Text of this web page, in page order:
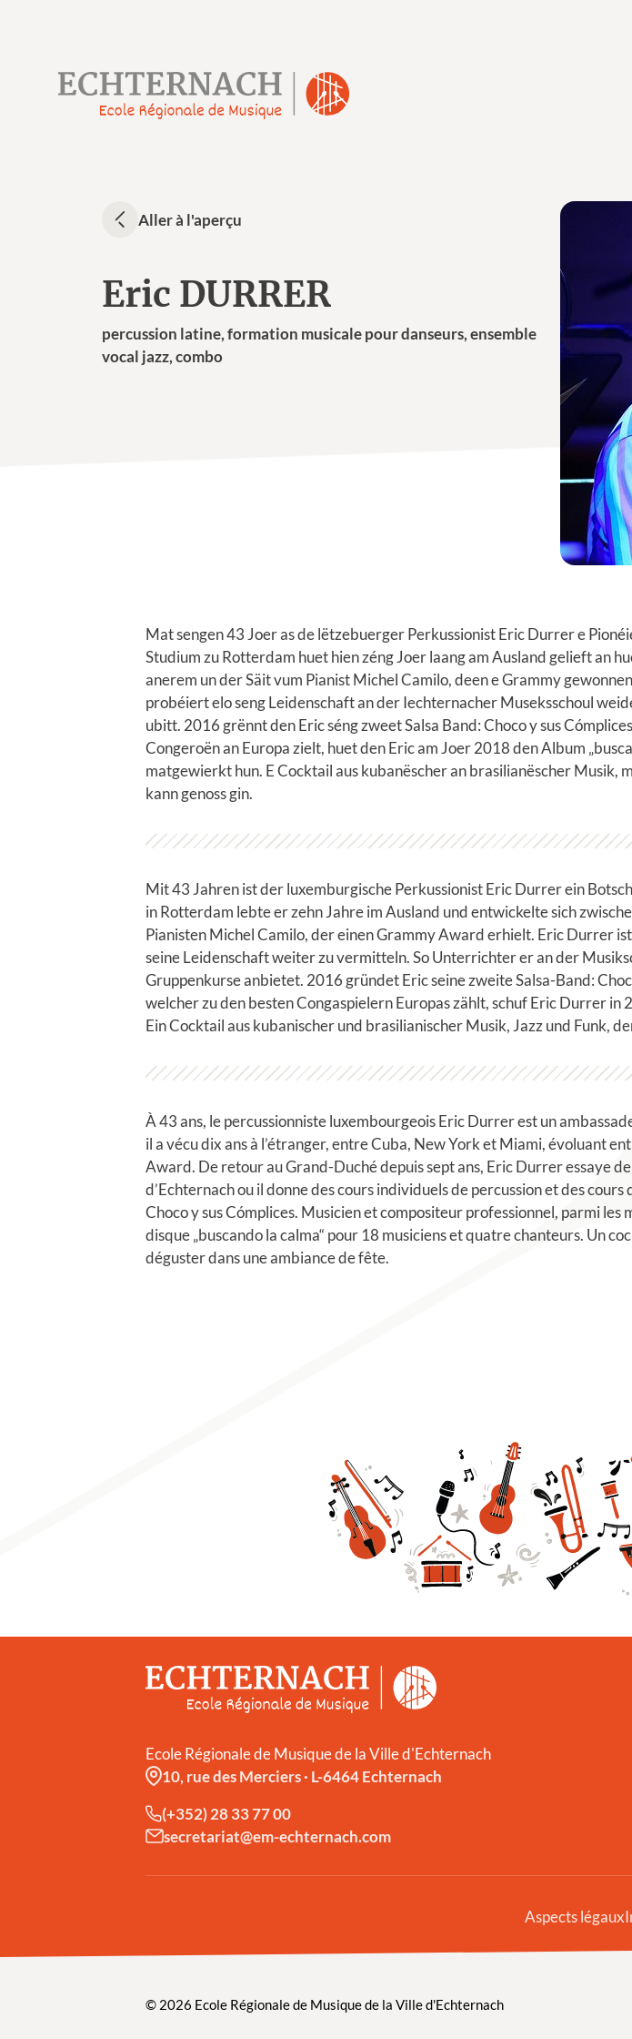
Aller à l'aperçu
Eric DURRER
percussion latine, formation musicale pour danseurs, ensemble
vocal jazz, combo
Mat sengen 43 Joer as de lëtzebuerger Perkussionist Eric Durrer e
Studium zu Rotterdam huet hien zéng Joer laang am Ausland gelieft an
anerem un der Säit vum Pianist Michel Camilo, deen e Grammy
probéiert elo seng Leidenschaft an der Iechternacher Museksschoul
ubitt. 2016 grënnt den Eric séng zweet Salsa Band: Choco y sus
Congeroën an Europa zielt, huet den Eric am Joer 2018 den Album
matgewierkt hun. E Cocktail aus kubanëscher an brasilianëscher Musik,
kann genoss gin.
Mit 43 Jahren ist der luxemburgische Perkussionist Eric Durrer ein
in Rotterdam lebte er zehn Jahre im Ausland und entwickelte sich
Pianisten Michel Camilo, der einen Grammy Award erhielt. Eric Durrer
seine Leidenschaft weiter zu vermitteln. So Unterrichter er an der
Gruppenkurse anbietet. 2016 gründet Eric seine zweite Salsa-Band:
welcher zu den besten Congaspielern Europas zählt, schuf Eric Durrer in
Ein Cocktail aus kubanischer und brasilianischer Musik, Jazz und Funk,
À 43 ans, le percussionniste luxembourgeois Eric Durrer est un
il a vécu dix ans à l’étranger, entre Cuba, New York et Miami, évoluant
Award. De retour au Grand-Duché depuis sept ans, Eric Durrer essaye
d’Echternach ou il donne des cours individuels de percussion et des
Choco y sus Cómplices. Musicien et compositeur professionnel, parmi
disque „buscando la calma“ pour 18 musiciens et quatre chanteurs. Un
déguster dans une ambiance de fête.
Ecole Régionale de Musique de la Ville d'Echternach
10, rue des Merciers· L-6464 Echternach
(+352) 28 33 77 00
secretariat@em-echternach.com
Aspects légaux
© 2026 Ecole Régionale de Musique de la Ville d'Echternach